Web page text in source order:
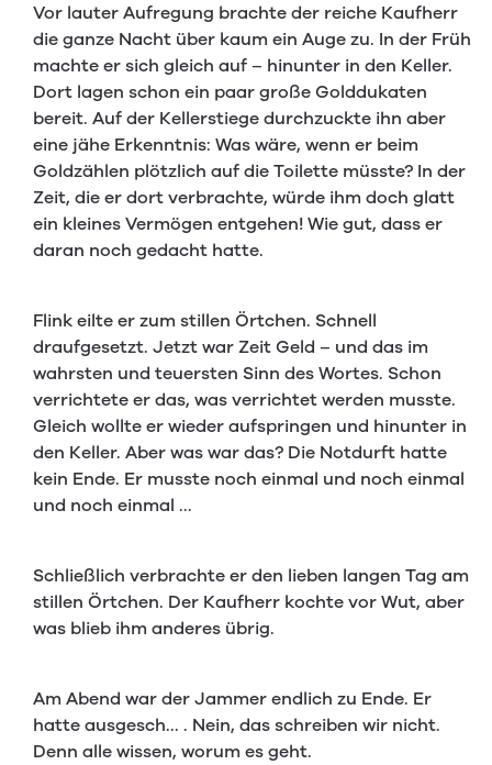
Vor lauter Aufregung brachte der reiche Kaufherr
die ganze Nacht über kaum ein Auge zu. In der Früh
machte er sich gleich auf – hinunter in den Keller.
Dort lagen schon ein paar große Golddukaten
bereit. Auf der Kellerstiege durchzuckte ihn aber
eine jähe Erkenntnis: Was wäre, wenn er beim
Goldzählen plötzlich auf die Toilette müsste? In der
Zeit, die er dort verbrachte, würde ihm doch glatt
ein kleines Vermögen entgehen! Wie gut, dass er
daran noch gedacht hatte.
Flink eilte er zum stillen Örtchen. Schnell
draufgesetzt. Jetzt war Zeit Geld – und das im
wahrsten und teuersten Sinn des Wortes. Schon
verrichtete er das, was verrichtet werden musste.
Gleich wollte er wieder aufspringen und hinunter in
den Keller. Aber was war das? Die Notdurft hatte
kein Ende. Er musste noch einmal und noch einmal
und noch einmal ...
Schließlich verbrachte er den lieben langen Tag am
stillen Örtchen. Der Kaufherr kochte vor Wut, aber
was blieb ihm anderes übrig.
Am Abend war der Jammer endlich zu Ende. Er
hatte ausgesch... . Nein, das schreiben wir nicht.
Denn alle wissen, worum es geht.